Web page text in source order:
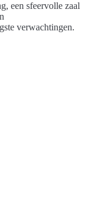
een sfeervolle zaal
verwachtingen.